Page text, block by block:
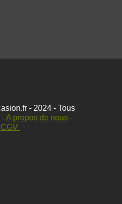
- 2024 - Tous
-A propos de nous-
CGV